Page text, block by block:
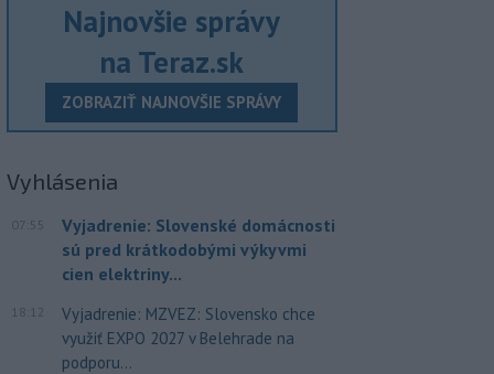
Najnovšie správy
na Teraz.sk
ZOBRAZIŤ NAJNOVŠIE SPRÁVY
Vyhlásenia
07:55
Vyjadrenie: Slovenské domácnosti
sú pred krátkodobými výkyvmi
cien elektriny...
18:12
Vyjadrenie: MZVEZ: Slovensko chce
využiť EXPO 2027 v Belehrade na
podporu...